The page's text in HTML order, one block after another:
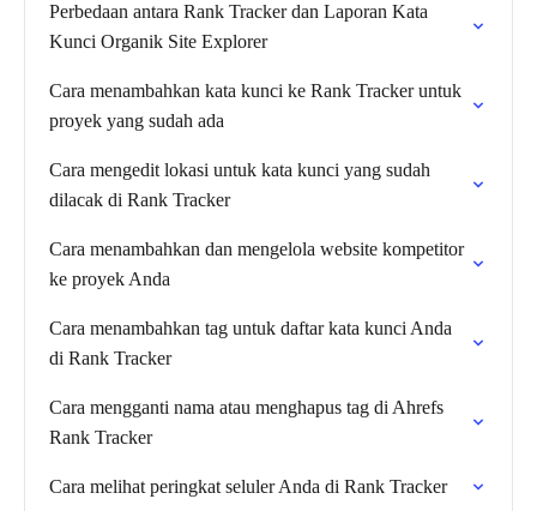
Perbedaan antara Rank Tracker dan Laporan Kata
Kunci Organik Site Explorer
Cara menambahkan kata kunci ke Rank Tracker untuk
proyek yang sudah ada
Cara mengedit lokasi untuk kata kunci yang sudah
dilacak di Rank Tracker
Cara menambahkan dan mengelola website kompetitor
ke proyek Anda
Cara menambahkan tag untuk daftar kata kunci Anda
di Rank Tracker
Cara mengganti nama atau menghapus tag di Ahrefs
Rank Tracker
Cara melihat peringkat seluler Anda di Rank Tracker